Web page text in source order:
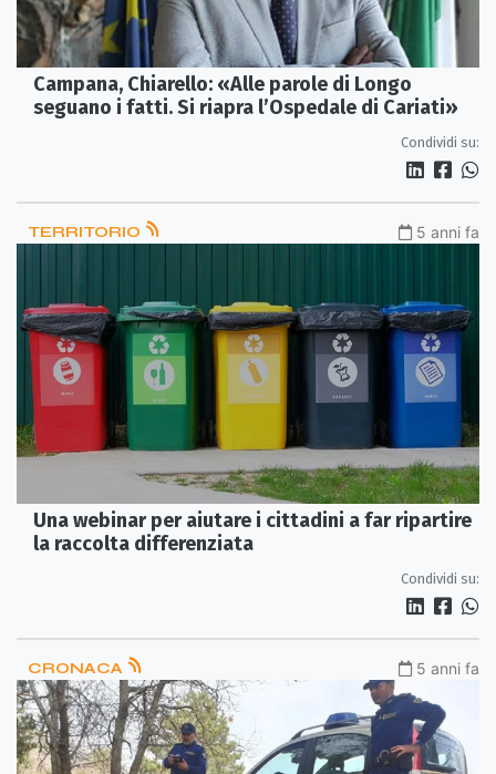
Campana, Chiarello: «Alle parole di Longo
seguano i fatti. Si riapra l’Ospedale di Cariati»
Condividi su:
TERRITORIO 5 anni fa
Una webinar per aiutare i cittadini a far ripartire
la raccolta differenziata
Condividi su:
CRONACA 5 anni fa